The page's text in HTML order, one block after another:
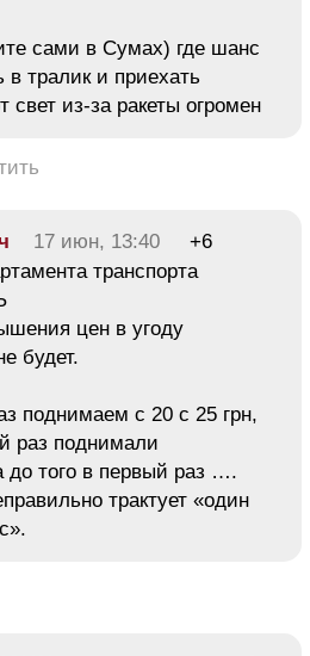
сами в Сумах) где шанс
в тралик и приехать
свет из-за ракеты огромен
17 июн, 13:40
+6
транспорта
цен в угоду
будет.
поднимаем с 20 с 25 грн,
раз поднимали
до того в первый раз ….
трактует «один